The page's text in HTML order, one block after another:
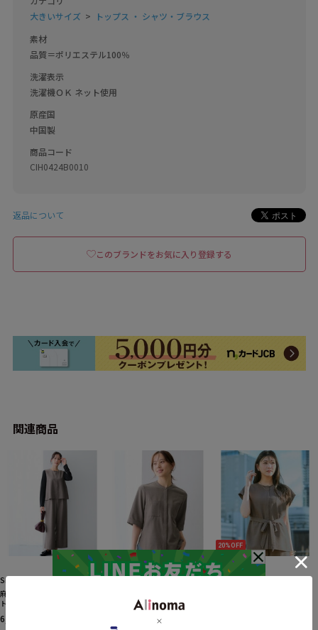
大きいサイズ
トップス ・ シャツ・ブラウス
素材
品質＝ポリエステル100％
洗濯表示
洗濯機ＯＫ ネット使用
原産国
中国製
商品コード
CIH0424B0010
返品について
このブランドをお気に入り登録する
関連商品
SMILELAND
麻調合繊レイヤード風サロペッ
トパンツ（しわになりにくい・
ト・ウォッシャブル） 大きいサ
6,039円
ブシャツ（しわになりにくい・
接触冷感・UVカット・ウォッシ
ャブル） 大きいサイズ
20%OFF